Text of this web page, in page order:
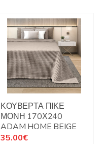
ΚΟΥΒΕΡΤΑ ΠΙΚΕ
ΜΟΝΗ 170Χ240
ADAM HOME BEIGE
35.00€